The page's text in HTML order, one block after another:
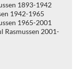
1893-1942
1942-1965
1965-2001
Rasmussen 2001-